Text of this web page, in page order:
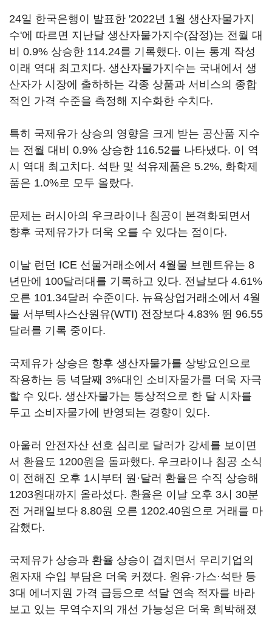
24일 한국은행이 발표한 '2022년 1월 생산자물가지
수'에 따르면 지난달 생산자물가지수(잠정)는 전월 대
비 0.9% 상승한 114.24를 기록했다. 이는 통계 작성
이래 역대 최고치다. 생산자물가지수는 국내에서 생
산자가 시장에 출하하는 각종 상품과 서비스의 종합
적인 가격 수준을 측정해 지수화한 수치다.
특히 국제유가 상승의 영향을 크게 받는 공산품 지수
는 전월 대비 0.9% 상승한 116.52를 나타냈다. 이 역
시 역대 최고치다. 석탄 및 석유제품은 5.2%, 화학제
품은 1.0%로 모두 올랐다.
문제는 러시아의 우크라이나 침공이 본격화되면서
향후 국제유가가 더욱 오를 수 있다는 점이다.
이날 런던 ICE 선물거래소에서 4월물 브렌트유는 8
년만에 100달러대를 기록하고 있다. 전날보다 4.61%
오른 101.34달러 수준이다. 뉴욕상업거래소에서 4월
물 서부텍사스산원유(WTI) 전장보다 4.83% 뛴 96.55
달러를 기록 중이다.
국제유가 상승은 향후 생산자물가를 상방요인으로
작용하는 등 넉달째 3%대인 소비자물가를 더욱 자극
할 수 있다. 생산자물가는 통상적으로 한 달 시차를
두고 소비자물가에 반영되는 경향이 있다.
아울러 안전자산 선호 심리로 달러가 강세를 보이면
서 환율도 1200원을 돌파했다. 우크라이나 침공 소식
이 전해진 오후 1시부터 원·달러 환율은 수직 상승해
1203원대까지 올라섰다. 환율은 이날 오후 3시 30분
전 거래일보다 8.80원 오른 1202.40원으로 거래를 마
감했다.
국제유가 상승과 환율 상승이 겹치면서 우리기업의
원자재 수입 부담은 더욱 커졌다. 원유·가스·석탄 등
3대 에너지원 가격 급등으로 석달 연속 적자를 바라
보고 있는 무역수지의 개선 가능성은 더욱 희박해졌